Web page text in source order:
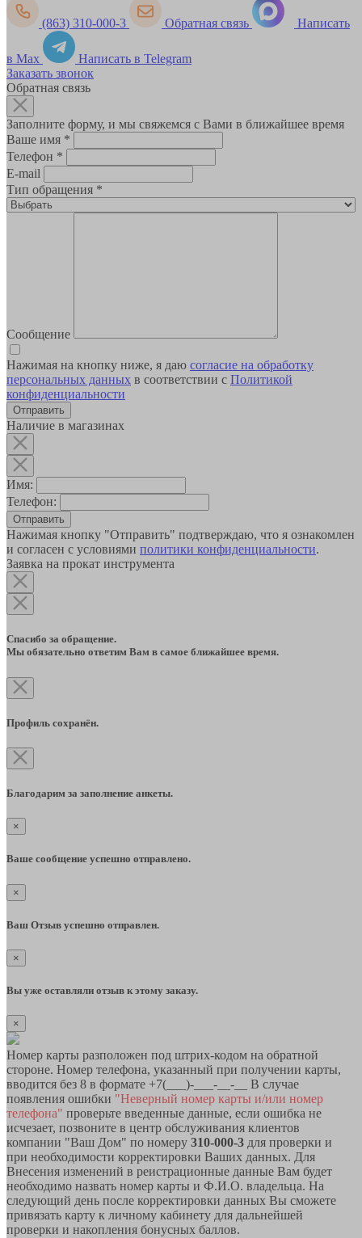
(863) 310-000-3 Обратная связь Написать
в Max
Написать в Telegram
Заказать звонок
Обратная связь
Заполните форму, и мы свяжемся с Вами в ближайшее время
Ваше имя *
Телефон *
E-mail
Тип обращения *
Сообщение
Нажимая на кнопку ниже, я даю согласие на обработку
персональных данных в соответствии с Политикой
конфиденциальности
Наличие в магазинах
Имя:
Телефон:
Отправить
Нажимая кнопку "Отправить" подтверждаю, что я ознакомлен
и согласен с условиями политики конфиденциальности.
Заявка на прокат инструмента
Спасибо за обращение.
Мы обязательно ответим Вам в самое ближайшее время.
Профиль сохранён.
Благодарим за заполнение анкеты.
×
Ваше сообщение успешно отправлено.
×
Ваш Отзыв успешно отправлен.
×
Вы уже оставляли отзыв к этому заказу.
×
Номер карты разположен под штрих-кодом на обратной
стороне. Номер телефона, указанный при получении карты,
вводится без 8 в формате +7(___)-___-__-__ В случае
появления ошибки "Неверный номер карты и/или номер
телефона" проверьте введенные данные, если ошибка не
исчезает, позвоните в центр обслуживания клиентов
компании "Ваш Дом" по номеру 310-000-3 для проверки и
при необходимости корректировки Ваших данных. Для
Внесения изменений в реистрационные данные Вам будет
необходимо назвать номер карты и Ф.И.О. владельца. На
следующий день после корректировки данных Вы сможете
привязать карту к личному кабинету для дальнейшей
проверки и накопления бонусных баллов.